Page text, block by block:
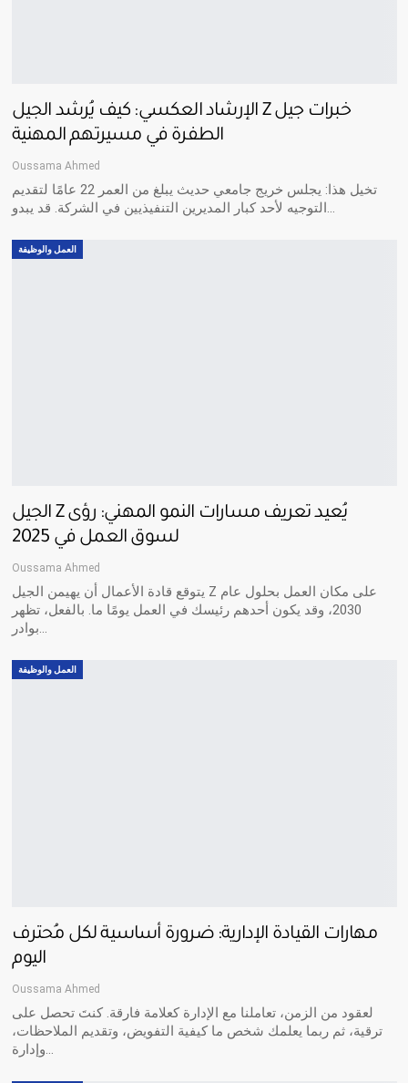
الإرشاد العكسي: كيف يُرشد الجيل Z خبرات جيل
الطفرة في مسيرتهم المهنية
Oussama Ahmed
تخيل هذا: يجلس خريج جامعي حديث يبلغ من العمر 22 عامًا لتقديم
العمل والوظيفة
الجيل Z يُعيد تعريف مسارات النمو المهني: رؤى
لسوق العمل في 2025
Oussama Ahmed
يتوقع قادة الأعمال أن يهيمن الجيل Z على مكان العمل بحلول عام
2030، وقد يكون أحدهم رئيسك في العمل يومًا ما. بالفعل، تظهر
بوادر…
العمل والوظيفة
مهارات القيادة الإدارية: ضرورة أساسية لكل مُحترف
اليوم
Oussama Ahmed
لعقود من الزمن، تعاملنا مع الإدارة كعلامة فارقة. كنتَ تحصل على
ترقية، ثم ربما يعلمك شخص ما كيفية التفويض، وتقديم الملاحظات،
وإدارة…